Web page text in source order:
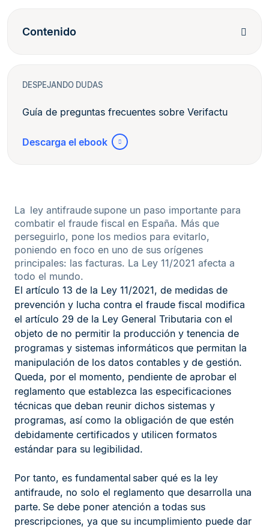
Contenido
DESPEJANDO DUDAS
Guía de preguntas frecuentes sobre Verifactu
Descarga el ebook
La ley antifraude supone un paso importante para
combatir el fraude fiscal en España. Más que
perseguirlo, pone los medios para evitarlo,
poniendo en foco en uno de sus orígenes
principales: las facturas. La Ley 11/2021 afecta a
todo el mundo.
El artículo 13 de la Ley 11/2021, de medidas de
prevención y lucha contra el fraude fiscal modifica
el artículo 29 de la Ley General Tributaria con el
objeto de no permitir la producción y tenencia de
programas y sistemas informáticos que permitan la
manipulación de los datos contables y de gestión.
Queda, por el momento, pendiente de aprobar el
reglamento que establezca las especificaciones
técnicas que deban reunir dichos sistemas y
programas, así como la obligación de que estén
debidamente certificados y utilicen formatos
estándar para su legibilidad.
Por tanto, es fundamental saber qué es la ley
antifraude, no solo el reglamento que desarrolla una
parte. Se debe poner atención a todas sus
prescripciones, ya que su incumplimiento puede dar